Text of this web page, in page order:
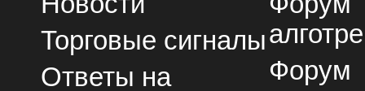
Торговые сигналы
Ответы на
Форум